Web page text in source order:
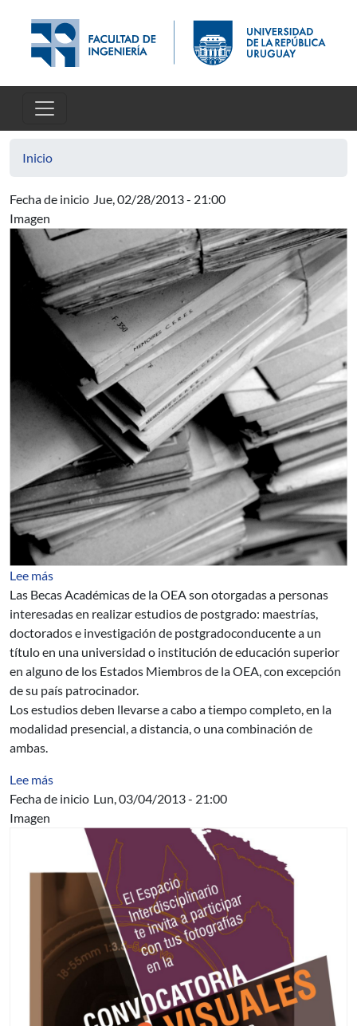
Inicio
Fecha de inicio Jue, 02/28/2013 - 21:00
Imagen
Lee mássobre BECAS PARA ESTUDIOS ACADEMICOS DE
Las Becas Académicas de la OEA son otorgadas a personas
interesadas en realizar estudios de postgrado: maestrías,
doctorados e investigación de postgradoconducente a un
título en una universidad o institución de educación superior
en alguno de los Estados Miembros de la OEA, con excepción
de su país patrocinador.
Los estudios deben llevarse a cabo a tiempo completo, en la
modalidad presencial, a distancia, o una combinación de
ambas.
Lee mássobre Inscripción a curso de Posgrado CPAP
Fecha de inicio Lun, 03/04/2013 - 21:00
Imagen